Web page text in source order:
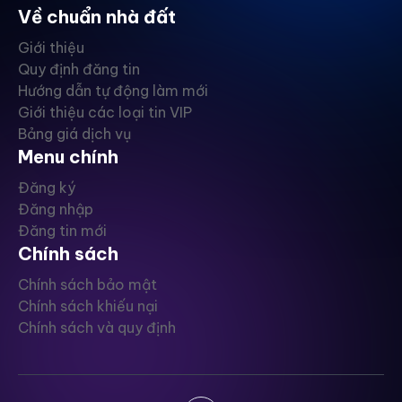
Về chuẩn nhà đất
Giới thiệu
Quy định đăng tin
Hướng dẫn tự động làm mới
Giới thiệu các loại tin VIP
Bảng giá dịch vụ
Menu chính
Đăng ký
Đăng nhập
Đăng tin mới
Chính sách
Chính sách bảo mật
Chính sách khiếu nại
Chính sách và quy định